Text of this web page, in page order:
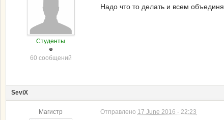
Студенты
60 сообщений
Надо что то делать и всем
SeviX
Магистр Отправлено 17 June 2016 - 22:23